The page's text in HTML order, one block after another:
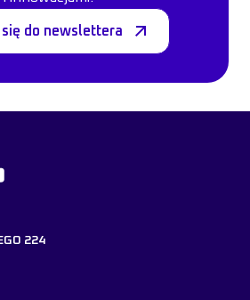
do newslettera
224